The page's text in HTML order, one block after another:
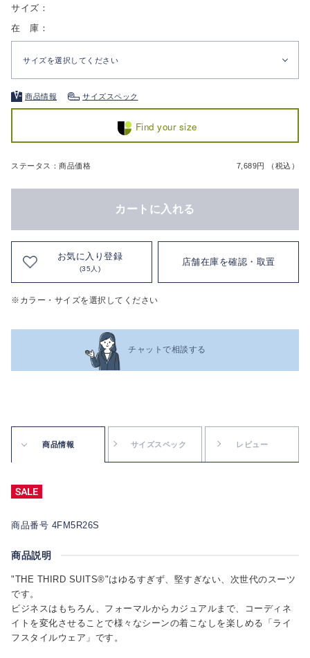
サイズ：
在 庫：
サイズを選択してください
商品情報 サイズスペック
Find your size
ステータス：商品価格 7,689円 （税込）
カートに入れる
お気に入り登録
(35人)
店舗在庫を確認・取置
※カラー・サイズを選択してください
チャットで相談する
商品情報 サイズスペック レビュー
商品番号 4FM5R26S
商品説明
"THE THIRD SUITS®"はゆるすぎず、堅すぎない、次世代のスーツ
です。
ビジネスはもちろん、フォーマルからカジュアルまで、コーディネ
イトを変化させることで様々なシーンの着こなしを楽しめる「ライ
フスタイルウェア」です。